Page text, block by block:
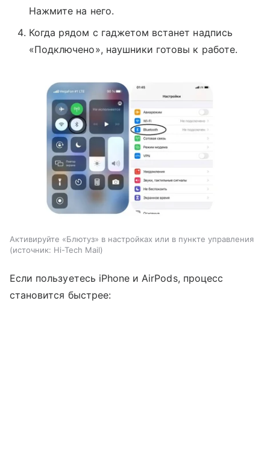
Нажмите на него.
Когда рядом с гаджетом встанет надпись
«Подключено», наушники готовы к работе.
Активируйте «Блютуз» в настройках или в пункте управления
источник: Hi-Tech Mail
Если пользуетесь iPhone и AirPods, процесс
становится быстрее: